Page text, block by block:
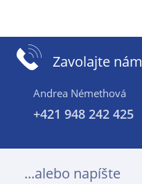
Zavolajte nám
Andrea Némethová
+421 948 242 425
...alebo napíšte